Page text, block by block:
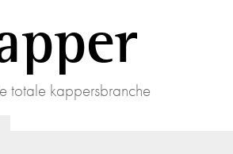
totale kappersbranche